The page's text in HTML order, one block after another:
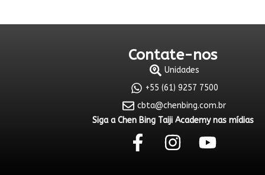
Contate-nos
Unidades
+55 (61) 9257 7500
cbta@chenbing.com.br
Siga a Chen Bing Taiji Academy nas mídias